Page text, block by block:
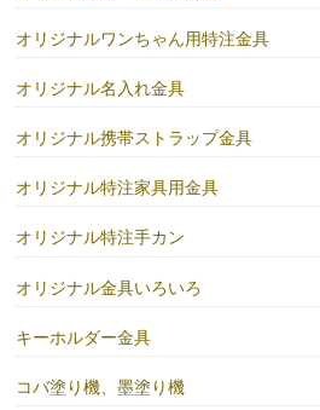
オリジナルワンちゃん用特注金具
オリジナル名入れ金具
オリジナル携帯ストラップ金具
オリジナル特注家具用金具
オリジナル特注手カン
オリジナル金具いろいろ
キーホルダー金具
コバ塗り機、墨塗り機